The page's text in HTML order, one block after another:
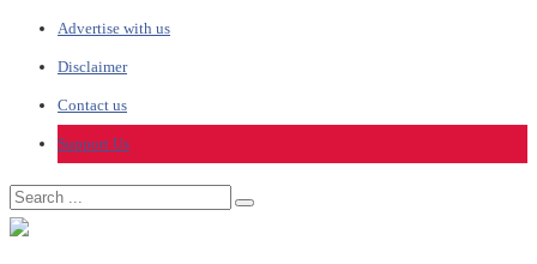
Advertise with us
Disclaimer
Contact us
Support Us